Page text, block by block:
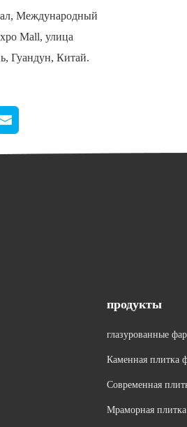
Международный
Mall, улица
Гуандун, Китай.
продукты
глазурованные
Каменная плитка
Современная
Мраморная